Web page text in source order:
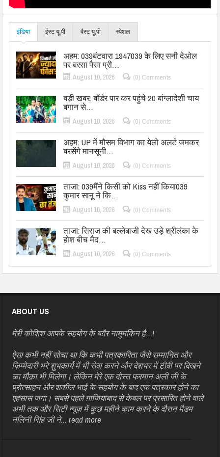
इंडिया ईस्ट यू.पी वैस्ट यू.पी स्पेशल
अहम: 039बंटवारा 1947039 के लिए सनी देओल
पर बरसा पैसा प्री…
August 10, 2026 (0) Comments
बड़ी खबर: बॉर्डर पार कर पहुंचे 20 बांग्लादेशी चाय
बगान से…
August 10, 2026 (0) Comments
अहम: UP में मौसम विभाग का येलो अलर्ट जमकर
बरसेंगे मानसूनी…
August 10, 2026 (0) Comments
ताजा: 039मैंने किसी को Kiss नहीं किया039
कुमार सानू ने कि…
August 10, 2026 (0) Comments
ताजा: सिराज की बल्लेबाजी देख उड़े श्रीलंका के
होश बीच मैद…
August 10, 2026 (0) Comments
ABOUT US
मेरी कोशिश आपके सहयोग के बग़ैर नामुमकिन है…!
ऐसा कभी नहीं सोचा था कि कभी पत्रकारिता जैसे सम्मानित और
ज़िम्मेदारी भरे शुभकार्य में भी सेवा करने और देशभर में टीवी पर दिखने
का मौक़ा भी मिलेगा। लेकिन मेरे एक दोस्त फरमान अली जी के
प्रोत्साहन और शकील भाई के सहयोग के बाद एक पत्रकार होने का
एहसास जगा। सबसे पहले ग़ाजियाबाद से केबल पर प्रसारित होने वाले
अभी तक और सिटी न्यूज़ में कुछ महीने काम करने के दौरान मैडम
नलिनी सिंह जी ने...read more